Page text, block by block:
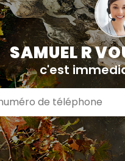
SAMUEL R
c'est